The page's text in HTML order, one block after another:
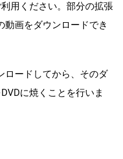
用ください。部分の拡張
動画をダウンロードでき
ロードしてから、そのダ
に焼くことを行いま